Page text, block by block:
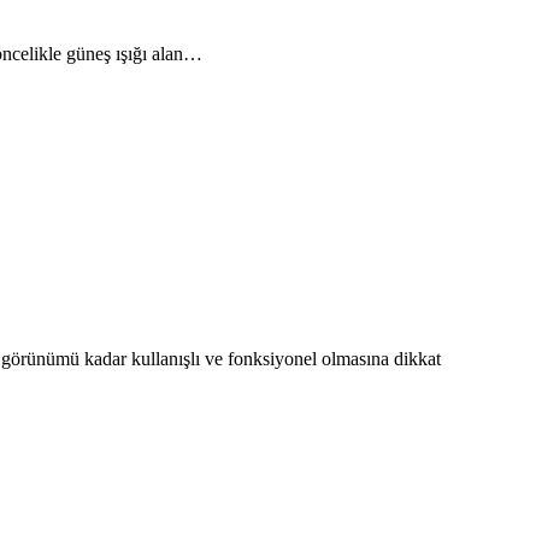
güneş ışığı alan…
kadar kullanışlı ve fonksiyonel olmasına dikkat